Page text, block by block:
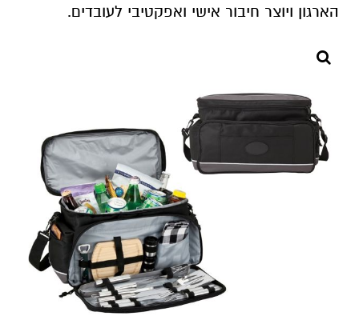
הארגון ויוצר חיבור אישי ואפקטיבי לעובדים.